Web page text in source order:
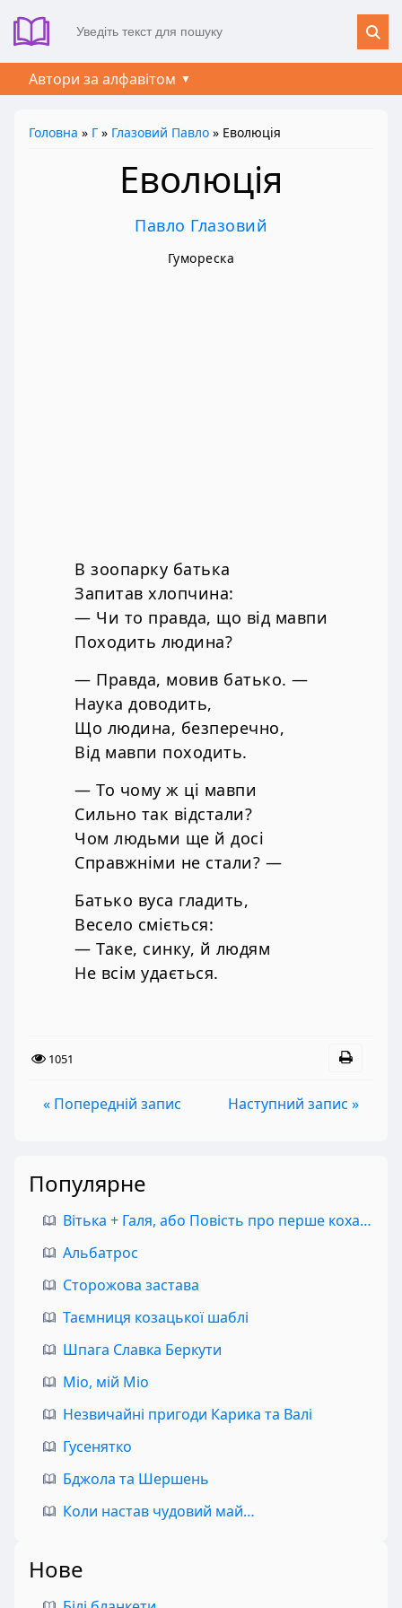
Автори за алфавітом
Головна » Г » Глазовий Павло » Еволюція
Еволюція
Павло Глазовий
Гумореска
В зоопарку батька
Запитав хлопчина:
— Чи то правда, що від мавпи
Походить людина?
— Правда, мовив батько. —
Наука доводить,
Що людина, безперечно,
Від мавпи походить.
— То чому ж ці мавпи
Сильно так відстали?
Чом людьми ще й досі
Справжніми не стали? —
Батько вуса гладить,
Весело сміється:
— Таке, синку, й людям
Не всім удається.
1051
« Попередній запис Наступний запис »
Популярне
Вітька + Галя, або Повість про перше кохання
Альбатрос
Сторожова застава
Таємниця козацької шаблі
Шпага Славка Беркути
Міо, мій Міо
Незвичайні пригоди Карика та Валі
Гусенятко
Бджола та Шершень
Коли настав чудовий май…
Нове